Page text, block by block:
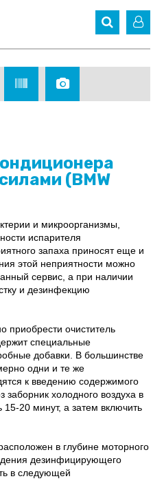
(BMW
и микроорганизмы,
испарителя
запаха приносят еще и
этой неприятности можно
сервис, а при наличии
и дезинфекцию
приобрести очиститель
специальные
добавки. В большинстве
одни и те же
к введению содержимого
заборник холодного воздуха в
20 минут, а затем включить
в глубине моторного
дезинфицирующего
в следующей